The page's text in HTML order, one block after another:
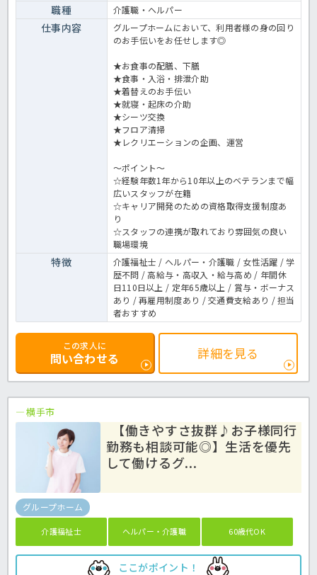
職種 介護職・ヘルパー
仕事内容
グループホームにおいて、利用者様の身の回り
のお手伝いをお任せします◎
★お食事の配膳、下膳
★食事・入浴・排泄介助
★着替えのお手伝い
★就寝・起床の介助
★シーツ交換
★フロア清掃
★レクリエーションの企画、運営
～ポイント～
☆経験年数1年から10年以上のベテランまで幅
広いスタッフが在籍
☆キャリア開発のための資格取得支援制度あ
り
☆スタッフの連携が取れており雰囲気の良い
職場環境
特徴
介護福祉士 / ヘルパー・介護職 / 女性活躍 / 学
歴不問 / 高給与・高収入・給与高め / 年間休
日110日以上 / 定年65歳以上 / 賞与・ボーナス
あり / 再雇用制度あり / 交通費支給あり / 担当
者おすすめ
この求人に
問い合わせる 詳細を見る
横手市
【働きやすさ抜群♪お子様同行
勤務も相談可能◎】生活を優先
して働けるグ...
グループホーム
介護福祉士 ヘルパー・介護職 60歳代OK
ここがポイント！